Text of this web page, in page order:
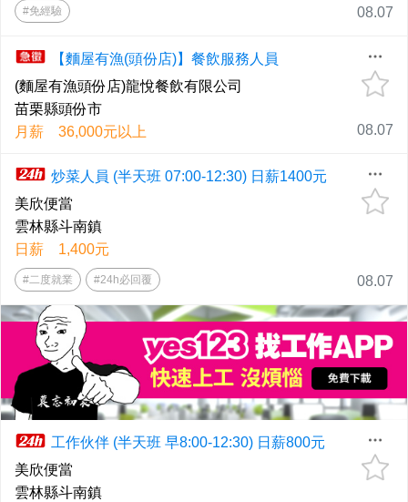
#免經驗 08.07
【麵屋有漁(頭份店)】餐飲服務人員
(麵屋有漁頭份店)龍悅餐飲有限公司
苗栗縣頭份市
月薪 36,000元以上
08.07
炒菜人員 (半天班 07:00-12:30) 日薪1400元
美欣便當
雲林縣斗南鎮
日薪 1,400元
#二度就業 #24h必回覆 08.07
工作伙伴 (半天班 早8:00-12:30) 日薪800元
美欣便當
雲林縣斗南鎮